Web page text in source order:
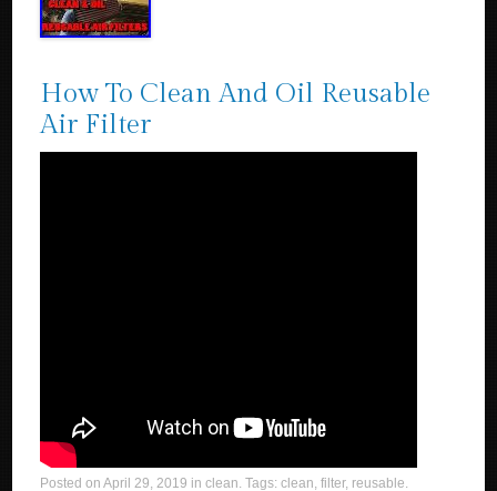
How To Clean And Oil Reusable
Air Filter
Posted onApril 29, 2019 inclean. Tags:clean,filter, reusable.